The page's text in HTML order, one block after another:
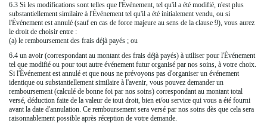
6.3 Si les modifications sont telles que l'Événement, tel qu'il a été modifié, n'est plus
substantiellement similaire à l'Événement tel qu'il a été initialement vendu, ou si
l'Événement est annulé (sauf en cas de force majeure au sens de la clause 9), vous aurez
le droit de choisir entre :
(a) le remboursement des frais déjà payés ; ou
6.4 un avoir (correspondant au montant des frais déjà payés) à utiliser pour l'Événement
tel que modifié ou pour tout autre événement futur organisé par nos soins, à votre choix.
Si l'Événement est annulé et que nous ne prévoyons pas d'organiser un événement
identique ou substantiellement similaire à l'avenir, vous pouvez demander un
remboursement (calculé de bonne foi par nos soins) correspondant au montant total
versé, déduction faite de la valeur de tout droit, bien et/ou service qui vous a été fourni
avant la date d'annulation. Ce remboursement sera versé par nos soins dès que cela sera
raisonnablement possible après réception de votre demande.